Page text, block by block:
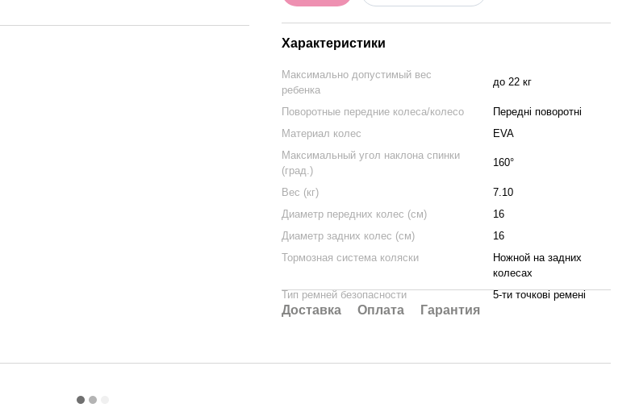
Характеристики
Максимально допустимый вес
ребенка
до 22 кг
Поворотные передние колеса/колесо
Передні поворотні
Материал колес
EVA
Максимальный угол наклона спинки
(град.)
160°
Вес (кг)
7.10
Диаметр передних колес (см)
16
Диаметр задних колес (см)
16
Тормозная система коляски
Ножной на задних
колесах
Тип ремней безопасности
5-ти точкові ремені
Доставка Оплата Гарантия